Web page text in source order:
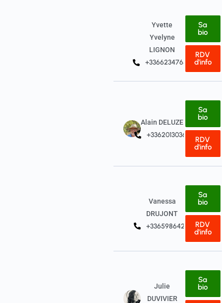
Yvette
Yvelyne
LIGNON
+33662347657
Sa
bio
RDV
d'info
Alain DELUZE
+33620130360
Sa
bio
RDV
d'info
Vanessa
DRUJONT
+33659864210
Sa
bio
RDV
d'info
Julie
DUVIVIER
Sa
bio